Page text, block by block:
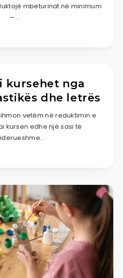
mbeturinat në minimum
—…
kursehet nga
dhe letrës
vetëm në reduktimin e
kursen edhe një sasi të